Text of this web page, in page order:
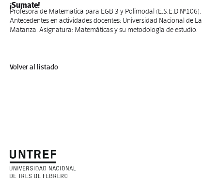
¡Sumate!
Profesora de Matematica para EGB 3 y Polimodal (E.S.E.D N°106).
Antecedentes en actividades docentes: Universidad Nacional de La
Matanza. Asignatura: Matemáticas y su metodología de estudio.
Volver al listado